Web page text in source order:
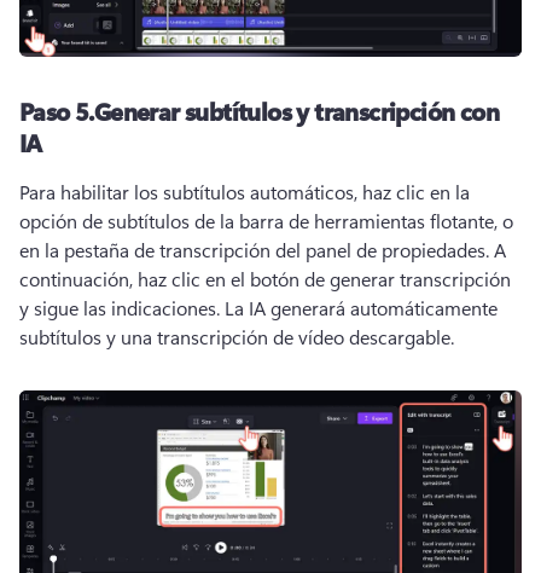
Paso 5.Generar subtítulos y transcripción con
IA
Para habilitar los subtítulos automáticos, haz clic en la
opción de subtítulos de la barra de herramientas flotante, o
en la pestaña de transcripción del panel de propiedades. A
continuación, haz clic en el botón de generar transcripción
y sigue las indicaciones. La IA generará automáticamente
subtítulos y una transcripción de vídeo descargable.